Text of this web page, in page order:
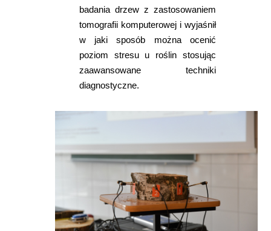
badania drzew z zastosowaniem
tomografii komputerowej i wyjaśnił
w jaki sposób można ocenić
poziom stresu u roślin stosując
zaawansowane techniki
diagnostyczne.